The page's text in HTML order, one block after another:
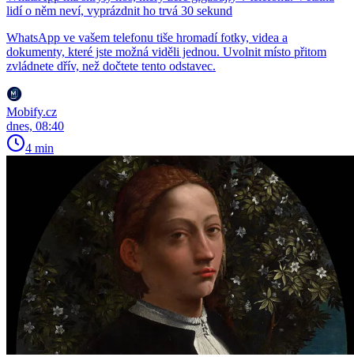
lidí o něm neví, vyprázdnit ho trvá 30 sekund
WhatsApp ve vašem telefonu tiše hromadí fotky, videa a
dokumenty, které jste možná viděli jednou. Uvolnit místo přitom
zvládnete dřív, než dočtete tento odstavec.
Mobify.cz
dnes, 08:40
4 min